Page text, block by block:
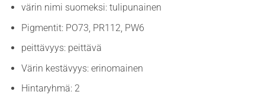
värin nimi suomeksi: tulipunainen
Pigmentit: PO73, PR112, PW6
peittävyys: peittävä
Värin kestävyys: erinomainen
Hintaryhmä: 2